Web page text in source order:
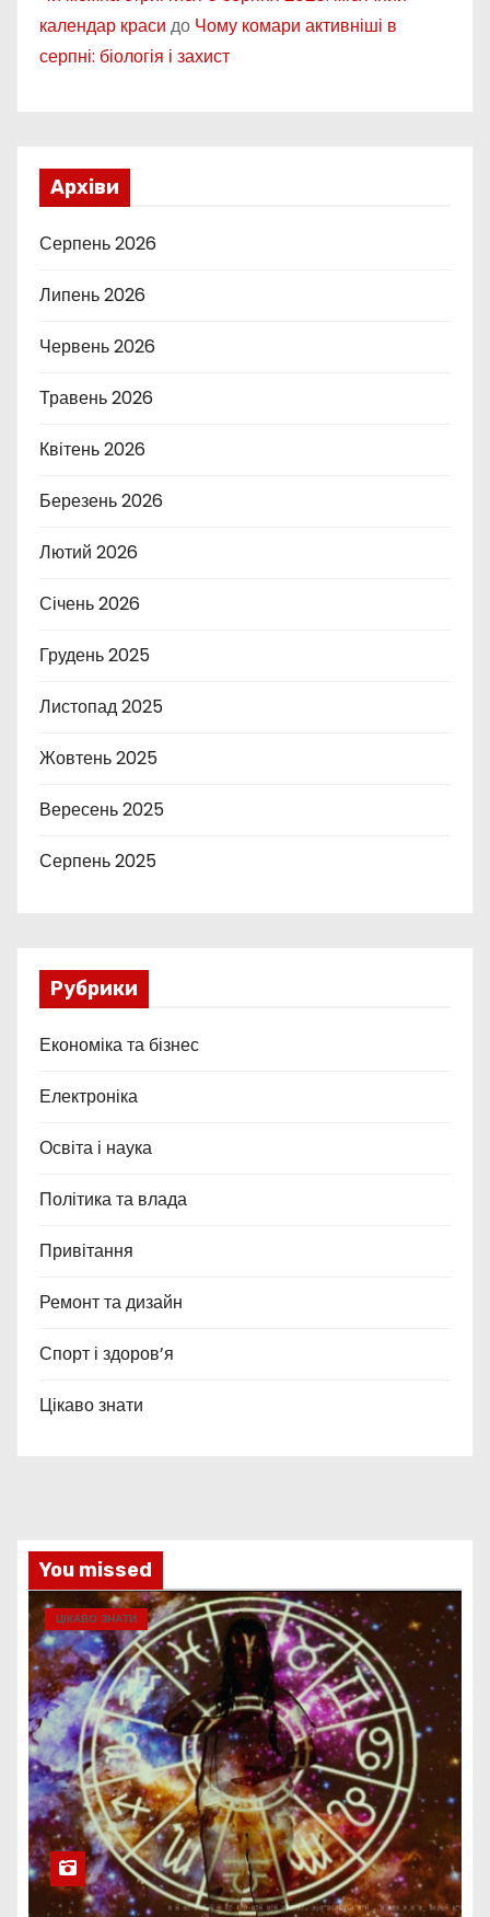
календар краси до Чому комари активніші в
серпні: біологія і захист
Архіви
Серпень 2026
Липень 2026
Червень 2026
Травень 2026
Квітень 2026
Березень 2026
Лютий 2026
Січень 2026
Грудень 2025
Листопад 2025
Жовтень 2025
Вересень 2025
Серпень 2025
Рубрики
Економіка та бізнес
Електроніка
Освіта і наука
Політика та влада
Привітання
Ремонт та дизайн
Спорт і здоров’я
Цікаво знати
You missed
ЦІКАВО ЗНАТИ